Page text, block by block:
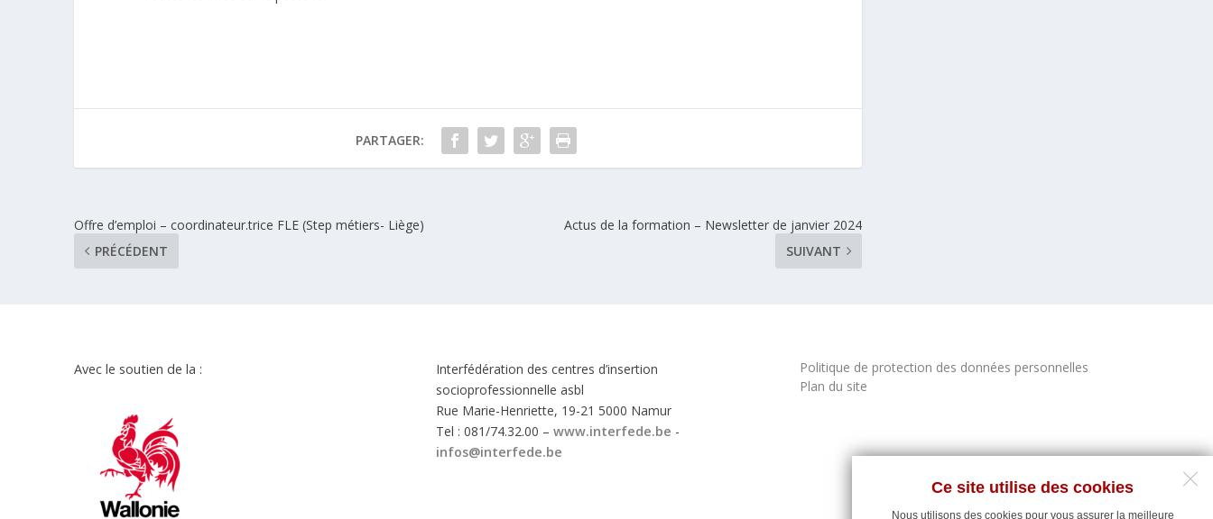
Ce site utilise des cookies
Nous utilisons des cookies pour vous assurer la meilleure
PARTAGER:
Offre d’emploi – coordinateur.trice FLE (Step métiers- Liège)
PRÉCÉDENT
Actus de la formation – Newsletter de janvier 2024
SUIVANT
Avec le soutien de la :
Interfédération des centres d’insertion
socioprofessionnelle asbl
Rue Marie-Henriette, 19-21 5000 Namur
Tel : 081/74.32.00 –www.interfede.be -
infos@interfede.be
Politique de protection des données personnelles
Plan du site